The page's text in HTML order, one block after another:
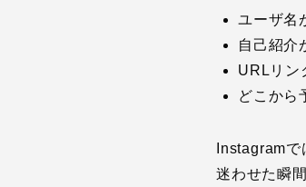
ユーザ名
自己紹介
URLリン
どこから
Instagramで
迷わせた瞬